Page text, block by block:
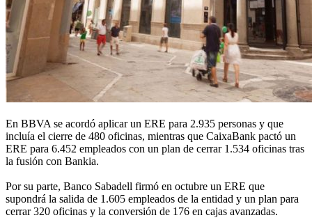
En BBVA se acordó aplicar un ERE para 2.935 personas y que
incluía el cierre de 480 oficinas, mientras que CaixaBank pactó un
ERE para 6.452 empleados con un plan de cerrar 1.534 oficinas tras
la fusión con Bankia.
Por su parte, Banco Sabadell firmó en octubre un ERE que
supondrá la salida de 1.605 empleados de la entidad y un plan para
cerrar 320 oficinas y la conversión de 176 en cajas avanzadas.